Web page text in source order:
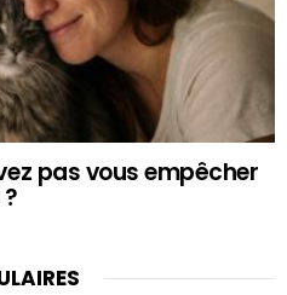
pas vous empêcher